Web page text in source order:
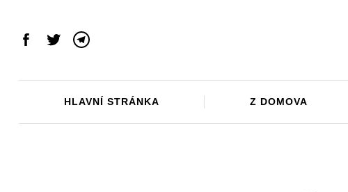
contentFacebook
TwitterTelegram
HLAVNÍ STRÁNKA Z DOMOVA